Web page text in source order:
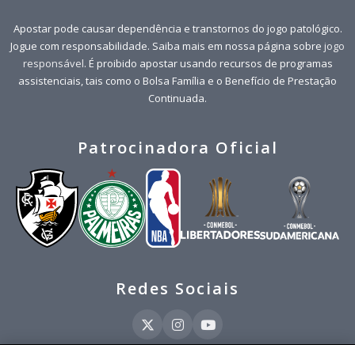
Apostar pode causar dependência e transtornos do jogo patológico.
Jogue com responsabilidade. Saiba mais em nossa página sobre jogo
responsável. É proibido apostar usando recursos de programas
assistenciais, tais como o Bolsa Família e o Benefício de Prestação
Continuada.
Patrocinadora Oficial
Redes Sociais